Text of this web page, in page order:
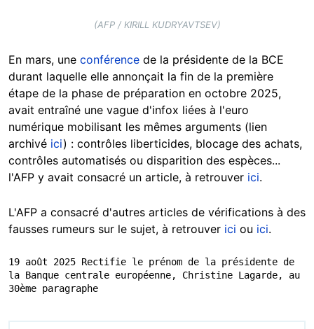
(AFP / KIRILL KUDRYAVTSEV)
En mars, une conférence de la présidente de la BCE
durant laquelle elle annonçait la fin de la première
étape de la phase de préparation en octobre 2025,
avait entraîné une vague d'infox liées à l'euro
numérique mobilisant les mêmes arguments (lien
archivé ici) : contrôles liberticides, blocage des achats,
contrôles automatisés ou disparition des espèces...
l'AFP y avait consacré un article, à retrouver ici.
L'AFP a consacré d'autres articles de vérifications à des
fausses rumeurs sur le sujet, à retrouver ici ou ici.
19 août 2025 Rectifie le prénom de la présidente de
la Banque centrale européenne, Christine Lagarde, au
30ème paragraphe